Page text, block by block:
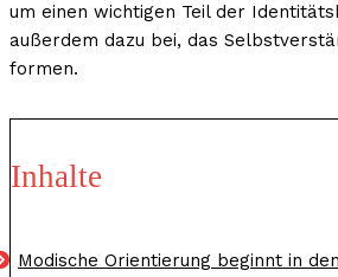
um einen wichtigen Teil der
außerdem dazu bei, das
formen.
Inhalte
Modische Orientierung beginnt in